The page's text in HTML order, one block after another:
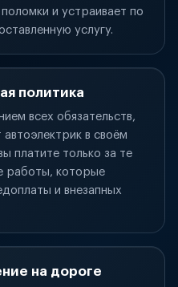
и устраивает по
услугу.
политика
всех обязательств,
в своём
платите только за те
работы, которые
и внезапных
на дороге